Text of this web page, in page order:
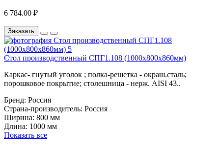
6 784.00 ₽
Заказать
Стол производственный СПГ1.108 (1000х800х860мм)
Каркас- гнутый уголок ; полка-решетка - окраш.сталь;
порошковое покрытие; столешница - нерж. AISI 43..
Бренд: Россия
Страна-производитель: Россия
Ширина: 800 мм
Длина: 1000 мм
Показать все